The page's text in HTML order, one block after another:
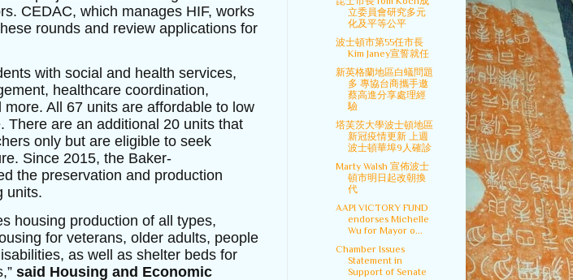
CEDAC, which manages HIF, works
rounds and review applications for
with social and health services,
healthcare coordination,
All 67 units are affordable to low
There are an additional 20 units that
only but are eligible to seek
Since 2015, the Baker-
the preservation and production
units.
housing production of all types,
for veterans, older adults, people
as well as shelter beds for
said Housing and Economic
立委員會研究多元
化及平等公平
波士頓市第55任市長
Kim Janey宣誓就任
新英格蘭地區白蟻問題
多 專協台商攜手邀
蔡高進分享處理經
驗
塔芙茨大學波士頓地區
新冠疫情更新 上週
波士頓華埠9人確診
Marty Walsh 宣佈波士
頓市明日起改朝換
代
AAPI VICTORY FUND
endorses Michelle
Wu for Mayor o...
Chamber Issues
Statement in
Support of Senate